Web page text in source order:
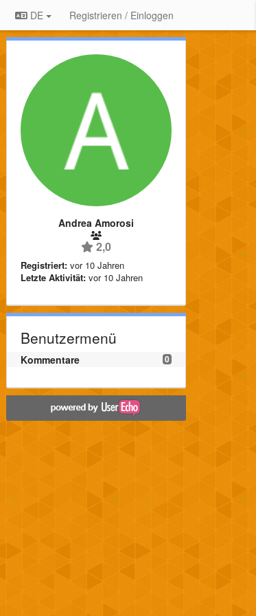
DE Registrieren / Einloggen
Andrea Amorosi
2,0
Registriert: vor 10 Jahren
Letzte Aktivität: vor 10 Jahren
Benutzermenü
0
Kommentare